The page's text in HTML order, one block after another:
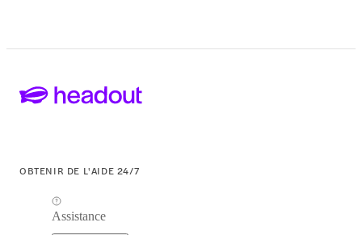
OBTENIR DE L'AIDE 24/7
Assistance